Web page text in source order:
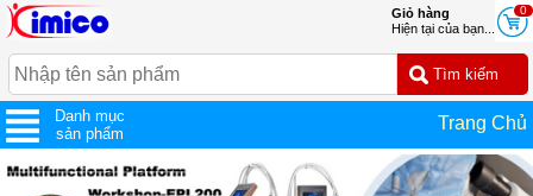
0
Giỏ hàng
Hiện tại của bạn...
Danh mục
sản phẩm
Trang Chủ